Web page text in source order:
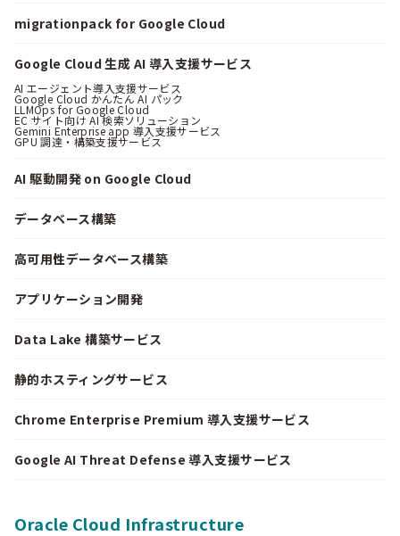
migrationpack for Google Cloud
Google Cloud 生成 AI 導入支援サービス
AI エージェント導入支援サービス
Google Cloud かんたん AI パック
LLMOps for Google Cloud
EC サイト向け AI 検索ソリューション
Gemini Enterprise app 導入支援サービス
GPU 調達・構築支援サービス
AI 駆動開発 on Google Cloud
データベース構築
高可用性データベース構築
アプリケーション開発
Data Lake 構築サービス
静的ホスティングサービス
Chrome Enterprise Premium 導入支援サービス
Google AI Threat Defense 導入支援サービス
Oracle Cloud Infrastructure